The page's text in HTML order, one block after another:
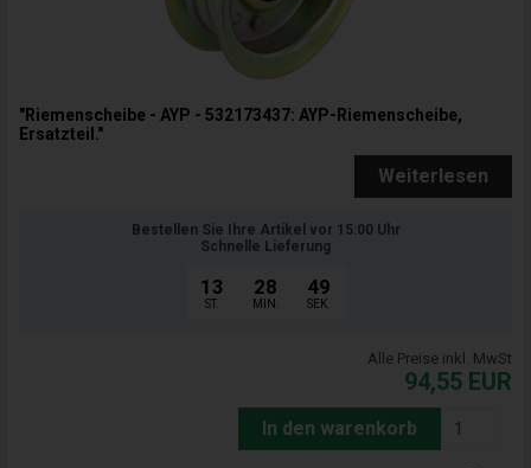
"Riemenscheibe - AYP - 532173437: AYP-Riemenscheibe,
Ersatzteil."
Weiterlesen
Bestellen Sie Ihre Artikel vor 15:00 Uhr
Schnelle Lieferung
13
ST.
28
MIN.
47
SEK.
Alle Preise inkl. MwSt
94,55 EUR
In den warenkorb